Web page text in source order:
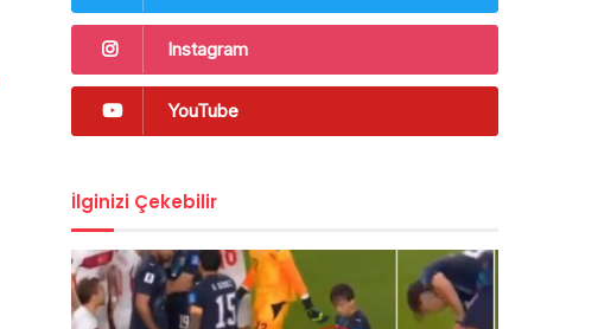
Instagram
YouTube
İlginizi Çekebilir